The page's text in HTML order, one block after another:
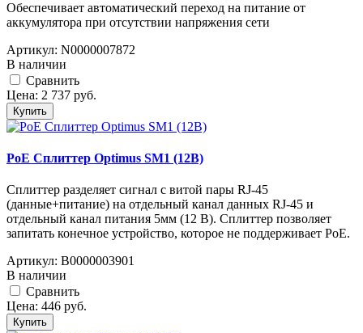
Обеспечивает автоматический переход на питание от
аккумулятора при отсутствии напряжения сети
Артикул: N0000007872
В наличии
Cравнить
Цена: 2 737 руб.
Купить
PoE Сплиттер Optimus SM1 (12B)
Сплиттер разделяет сигнал с витой пары RJ-45
(данные+питание) на отдельный канал данных RJ-45 и
отдельный канал питания 5мм (12 В). Сплиттер позволяет
запитать конечное устройство, которое не поддерживает PoE.
Артикул: В0000003901
В наличии
Cравнить
Цена: 446 руб.
Купить